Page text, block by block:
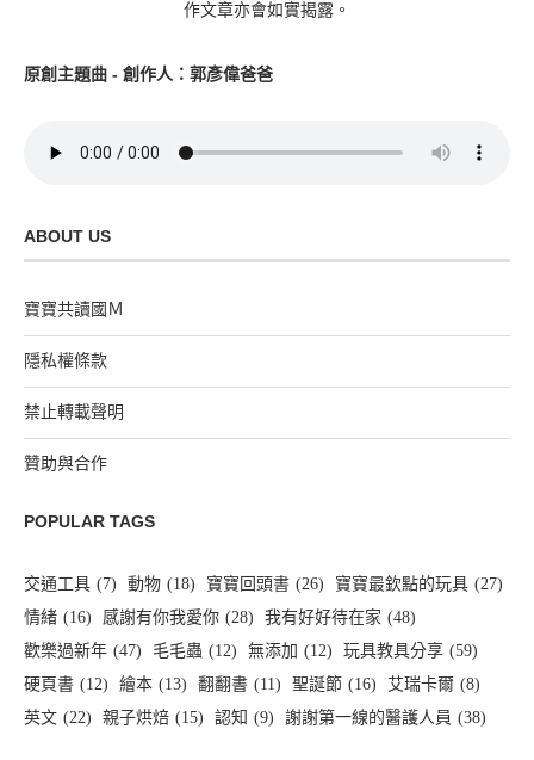
作文章亦會如實揭露。
原創主題曲 - 創作人：郭彥偉爸爸
ABOUT US
寶寶共讀國Ｍ
隱私權條款
禁止轉載聲明
贊助與合作
POPULAR TAGS
交通工具 (7) 動物 (18) 寶寶回頭書 (26) 寶寶最欽點的玩具 (27)
情緒 (16) 感謝有你我愛你 (28) 我有好好待在家 (48)
歡樂過新年 (47) 毛毛蟲 (12) 無添加 (12) 玩具教具分享 (59)
硬頁書 (12) 繪本 (13) 翻翻書 (11) 聖誕節 (16) 艾瑞卡爾 (8)
英文 (22) 親子烘焙 (15) 認知 (9) 謝謝第一線的醫護人員 (38)